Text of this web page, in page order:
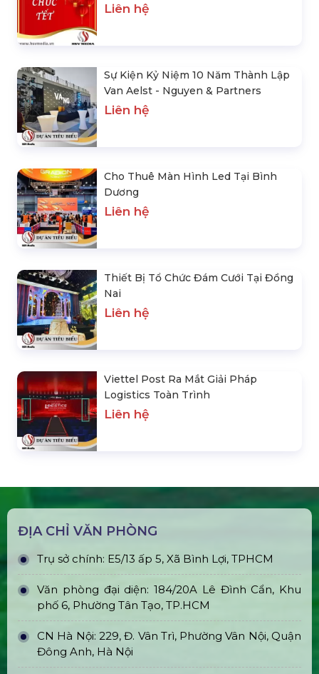
Liên hệ
Sự Kiện Kỷ Niệm 10 Năm Thành Lập
Van Aelst - Nguyen & Partners
Liên hệ
Cho Thuê Màn Hình Led Tại Bình
Dương
Liên hệ
Thiết Bị Tổ Chức Đám Cưới Tại Đồng
Nai
Liên hệ
Viettel Post Ra Mắt Giải Pháp
Logistics Toàn Trình
Liên hệ
ĐỊA CHỈ VĂN PHÒNG
Trụ sở chính: E5/13 ấp 5, Xã Bình Lợi, TPHCM
Văn phòng đại diện: 184/20A Lê Đình Cẩn, Khu
phố 6, Phường Tân Tạo, TP.HCM
CN Hà Nội: 229, Đ. Vân Trì, Phường Vân Nội, Quận
Đông Anh, Hà Nội